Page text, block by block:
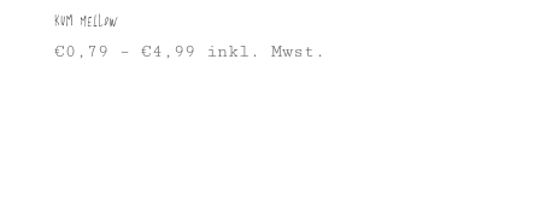
KUM Mellow
€0,79 – €4,99 inkl. Mwst.